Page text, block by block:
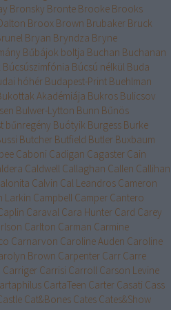
Bronsky Bronte Brooke Brooks
Broox Brown Brubaker Bruck
Bryan Bryndza Bryne
Bűbájok boltja Buchan Buchanan
Búcsúszimfónia Búcsú nélkül Buda
hóhér Budapest-Print Buehlman
Akadémiája Bukros Bulicsov
Bulwer-Lytton Bunn Bűnös
bűnregény Buótyik Burgess Burke
Butcher Butfield Butler Buxbaum
Caboni Cadigan Cagaster Cain
Caldwell Callaghan Callen Callihan
Calvin Cal Leandros Cameron
Larkin Campbell Camper Cantero
Caraval Cara Hunter Card Carey
Carlton Carman Carmine
Carnarvon Caroline Auden Caroline
Brown Carpenter Carr Carre
Carriger Carrisi Carroll Carson Levine
CartaTeen Carter Casati Cass
Cat&Bones Cates Cates&Show